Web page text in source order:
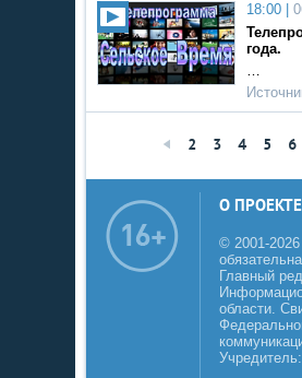
18:00 |
года.
…
2 3 4 5 6
О ПРОЕКТЕ
© 2001-
Главный
области.